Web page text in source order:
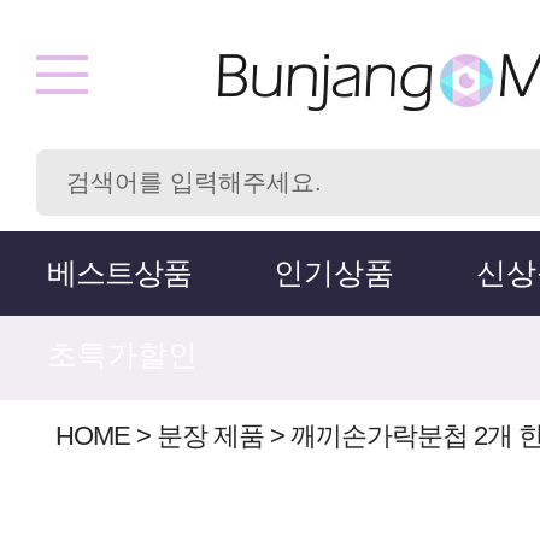
베스트상품 인기상품 신
HOME > 분장 제품 >